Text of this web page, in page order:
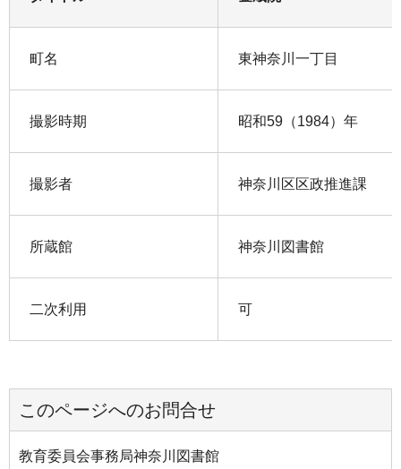
町名 東神奈川一丁目
撮影時期 昭和59（1984）年
撮影者 神奈川区区政推進課
所蔵館 神奈川図書館
二次利用 可
このページへのお問合せ
教育委員会事務局神奈川図書館